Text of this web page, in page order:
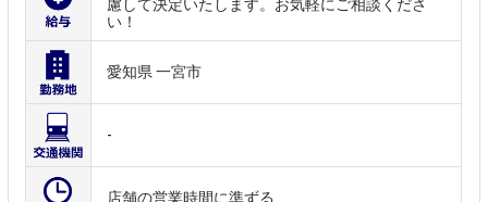
慮して決定いたします。お気軽にご相談くださ
い！
愛知県 一宮市
-
店舗の営業時間に準ずる